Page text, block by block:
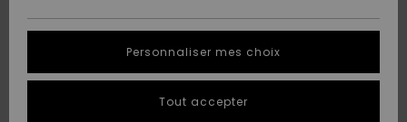
A
Découvrir
A
Découvrir
tailles
QUIKSILVER
Personnaliser mes choix
Tout accepter